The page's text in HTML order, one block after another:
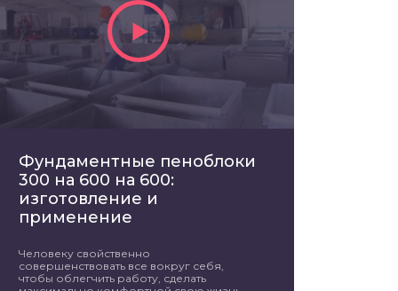
Фундаментные пеноблоки
300 на 600 на 600:
изготовление и
применение
Человеку свойственно
совершенствовать все вокруг себя,
чтобы облегчить работу, сделать